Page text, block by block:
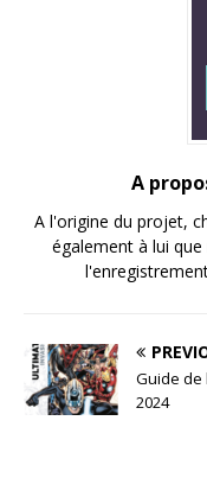
A
A l'origine du projet,
également à lui
Guide de
2024